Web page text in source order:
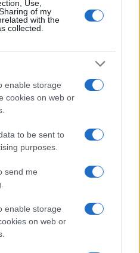
Use,
of my
with the
collected.
enable storage
cookies on web or
to be sent to
purposes.
send me
enable storage
on web or
per rispondere qui.
LinkedIn
RedditPinterestTumblrWhatsApp